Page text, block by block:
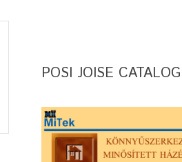
POSI JOISE